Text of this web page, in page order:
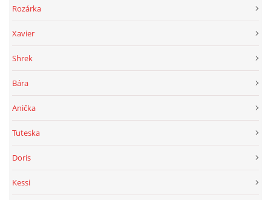
Rozárka
Xavier
Shrek
Bára
Anička
Tuteska
Doris
Kessi